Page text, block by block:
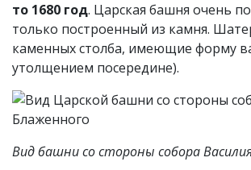
то 1680 год. Царская башня очень
только построенный из камня.
каменных столба, имеющие форму
утолщением посередине).
Вид башни со стороны собора